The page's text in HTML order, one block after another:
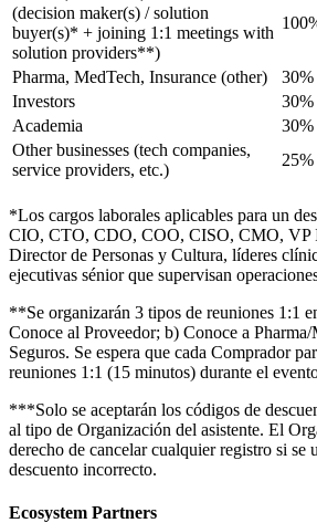
(decision maker(s) / solution
buyer(s)* + joining 1:1 meetings with
solution providers**)
Pharma, MedTech, Insurance (other) 30%
Investors
30%
Academia
30%
Other businesses (tech companies,
service providers, etc.)
25%
*Los cargos laborales aplicables para un
CIO, CTO, CDO, COO, CISO, CMO, VP
Director de Personas y Cultura, líderes
ejecutivas sénior que supervisan
**Se organizarán 3 tipos de reuniones 1:1
Conoce al Proveedor; b) Conoce a
Seguros. Se espera que cada Comprador
reuniones 1:1 (15 minutos) durante el
***Solo se aceptarán los códigos de
al tipo de Organización del asistente. El
derecho de cancelar cualquier registro si se
descuento incorrecto.
Ecosystem Partners